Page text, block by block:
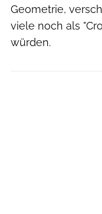
Geometrie,
viele noch als
würden.